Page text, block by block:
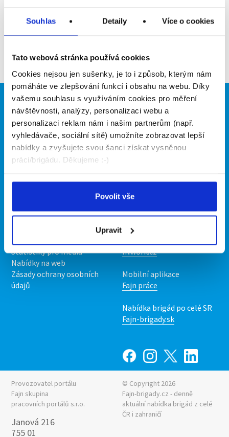
Souhlas Detaily Více o cookies
Tato webová stránka používá cookies
Cookies nejsou jen sušenky, je to i způsob, kterým nám
pomáháte ve zlepšování funkcí i obsahu na webu. Díky
vašemu souhlasu s využíváním cookies pro měření
návštěvnosti, analýzy, personalizaci webu a
personalizaci reklam nám i našim partnerům (např.
vyhledávače, sociální sítě) umožníte zobrazovat lepší
nabídky a zvyšujete svou šanci získat vysněnou
práci/brigádu. Děkujeme :-)
Povolit vše
Upravit
Brigádníci
Články
Hledané brigády
Firmy
Vložit inzerát
Ceník
Propagace
O portálu
O nás
Statistiky pro média
Nabídky na web
Zásady ochrany osobních
údajů
Naše další projekty
Fajn brigády
INwork.cz
Mobilní aplikace
Fajn práce
Nabídka brigád po celé SR
Fajn-brigady.sk
Provozovatel portálu
Fajn skupina
pracovních portálů s.r.o.
Janová 216
755 01
© Copyright 2026
Fajn-brigady.cz - denně
aktuální nabídka brigád z celé
ČR i zahraničí